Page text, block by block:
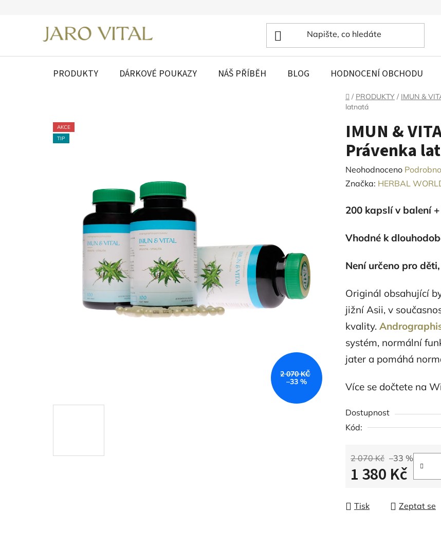
PRODUKTY DÁRKOVÉ POUKAZY NÁŠ PŘÍBĚH BLOG HODNOCENÍ OBCHODU
Domů
/ PRODUKTY / IMUN &
latnatá
IMUN &
Právenka
Průměrné
hodnocení
je
z
hvězdiček.
Neohodnoceno
Značka: HERBAL
200 kapslí v balení
Vhodné k
Není určeno pro
Originál obsahující
jižní Asii, v
kvality.
systém, normální
jater a pomáhá
Více se dočtete na
Dostupnost
Kód:
2 070 Kč –33 %
1 380 Kč
Tisk Zeptat se
AKCE
TIP
2 070 KČ
–33 %